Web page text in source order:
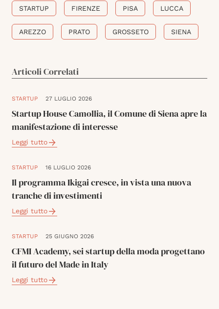
STARTUP FIRENZE PISA LUCCA
AREZZO PRATO GROSSETO SIENA
Articoli Correlati
STARTUP 27 LUGLIO 2026
Startup House Camollia, il Comune di Siena apre la
manifestazione di interesse
Leggi tutto
STARTUP 16 LUGLIO 2026
Il programma Ikigai cresce, in vista una nuova
tranche di investimenti
Leggi tutto
STARTUP 25 GIUGNO 2026
CFMI Academy, sei startup della moda progettano
il futuro del Made in Italy
Leggi tutto